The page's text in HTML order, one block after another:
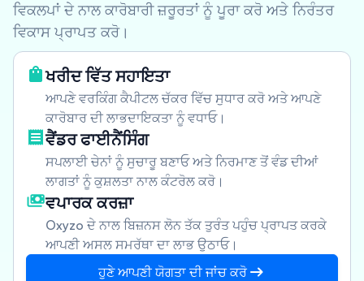
ਵਿਕਲਪਾਂ ਦੇ ਨਾਲ ਕਾਰੋਬਾਰੀ ਜ਼ਰੂਰਤਾਂ ਨੂੰ ਪੂਰਾ ਕਰੋ ਅਤੇ ਨਿਰੰਤਰ
ਵਿਕਾਸ ਪ੍ਰਾਪਤ ਕਰੋ।
ਖਰੀਦ ਵਿੱਤ ਸਹਾਇਤਾ
ਆਪਣੇ ਵਰਕਿੰਗ ਕੈਪੀਟਲ ਚੱਕਰ ਵਿੱਚ ਸੁਧਾਰ ਕਰੋ ਅਤੇ ਆਪਣੇ
ਕਾਰੋਬਾਰ ਦੀ ਲਾਭਦਾਇਕਤਾ ਨੂੰ ਵਧਾਓ।
ਵੈਂਡਰ ਫਾਈਨੈਂਸਿੰਗ
ਸਪਲਾਈ ਚੇਨਾਂ ਨੂੰ ਸੁਚਾਰੂ ਬਣਾਓ ਅਤੇ ਨਿਰਮਾਣ ਤੋਂ ਵੰਡ ਦੀਆਂ
ਲਾਗਤਾਂ ਨੂੰ ਕੁਸ਼ਲਤਾ ਨਾਲ ਕੰਟਰੋਲ ਕਰੋ।
ਵਪਾਰਕ ਕਰਜ਼ਾ
Oxyzo ਦੇ ਨਾਲ ਬਿਜ਼ਨਸ ਲੋਨ ਤੱਕ ਤੁਰੰਤ ਪਹੁੰਚ ਪ੍ਰਾਪਤ ਕਰਕੇ
ਆਪਣੀ ਅਸਲ ਸਮਰੱਥਾ ਦਾ ਲਾਭ ਉਠਾਓ।
ਹੁਣੇ ਆਪਣੀ ਯੋਗਤਾ ਦੀ ਜਾਂਚ ਕਰੋ